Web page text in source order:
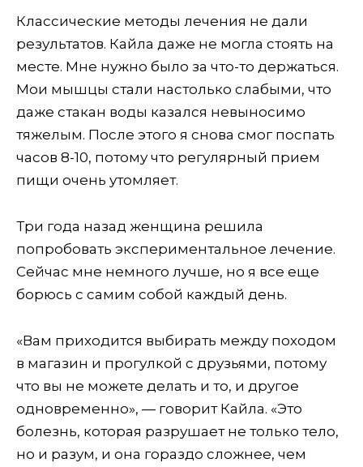
Классические методы лечения не дали
результатов. Кайла даже не могла стоять на
месте. Мне нужно было за что-то держаться.
Мои мышцы стали настолько слабыми, что
даже стакан воды казался невыносимо
тяжелым. После этого я снова смог поспать
часов 8-10, потому что регулярный прием
пищи очень утомляет.
Три года назад женщина решила
попробовать экспериментальное лечение.
Сейчас мне немного лучше, но я все еще
борюсь с самим собой каждый день.
«Вам приходится выбирать между походом
в магазин и прогулкой с друзьями, потому
что вы не можете делать и то, и другое
одновременно», — говорит Кайла. «Это
болезнь, которая разрушает не только тело,
но и разум, и она гораздо сложнее, чем